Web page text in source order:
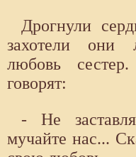
Дрогнули
захотели они
любовь
говорят:
- Не
мучайте нас...